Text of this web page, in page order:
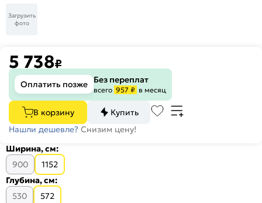
Загрузить
фото
5 738₽
Оплатить позже Без переплат
всего 957 ₽ в месяц
В корзину
Купить
Нашли дешевле? Снизим цену!
Ширина, см:
900
1152
Глубина, см:
530
572